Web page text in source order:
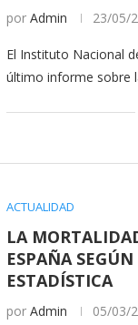
por Admin 23/05/
El Instituto Nacional
último informe sobre
ACTUALIDAD
LA
ESPAÑA
ESTADÍSTICA
por Admin 05/03/